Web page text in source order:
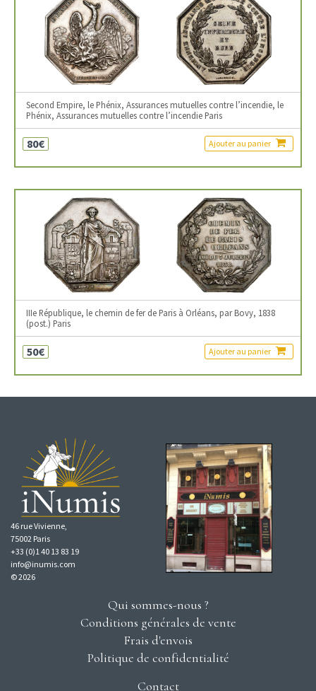
Second Empire, le Phénix, Assurances mutuelles contre l’incendie, le
Phénix, Assurances mutuelles contre l’incendie Paris
80€ Ajouter au panier
IIIe République, le chemin de fer de Paris à Orléans, par Bovy, 1838
(post.) Paris
50€ Ajouter au panier
46 rue Vivienne,
75002 Paris
+33 (0)1 40 13 83 19
info@inumis.com
© 2026
Qui sommes-nous ?
Conditions générales de vente
Frais d'envois
Politique de confidentialité
Contact